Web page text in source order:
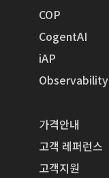
COP
CogentAI
iAP
Observability
가격안내
고객 레퍼런스
고객지원